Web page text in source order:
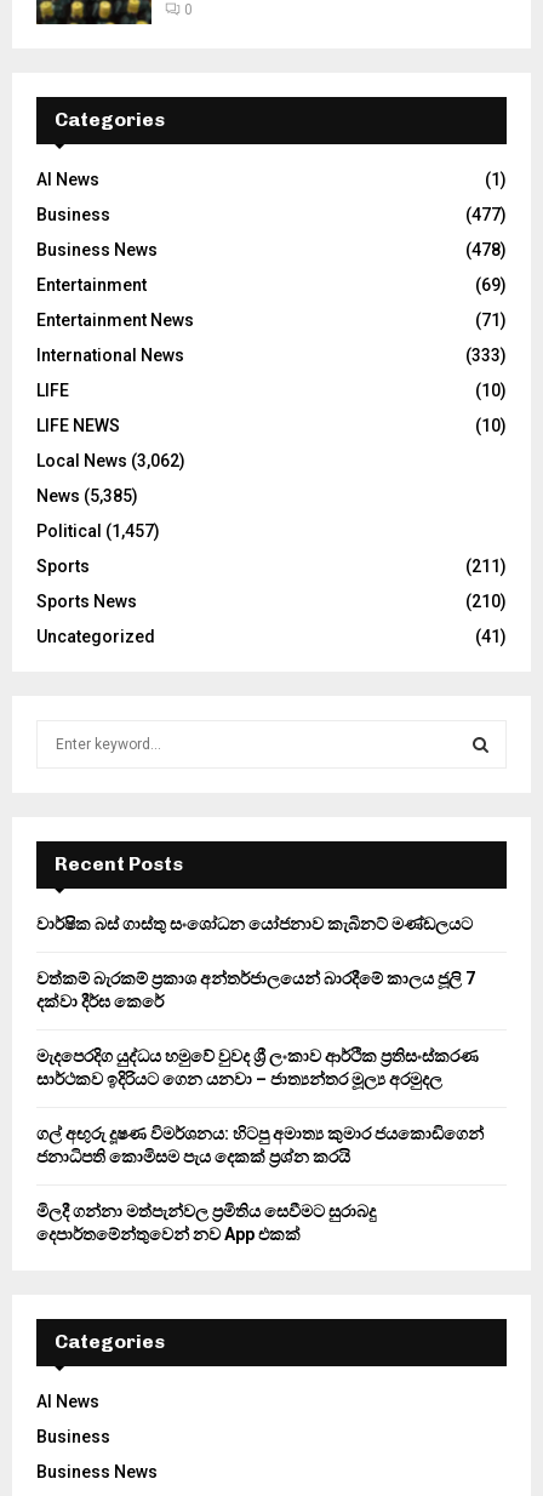
0
Categories
AI News
(1)
Business
(477)
Business News
(478)
Entertainment
(69)
Entertainment News
(71)
International News
(333)
LIFE
(10)
LIFE NEWS
(10)
Local News (3,062)
News (5,385)
Political (1,457)
Sports
(211)
Sports News
(210)
Uncategorized
(41)
f
r
E
A
Recent Posts
වාර්ෂික බස් ගාස්තු සංශෝධන යෝජනාව කැබිනට් මණ්ඩලයට
වත්කම් බැරකම් ප්‍රකාශ අන්තර්ජාලයෙන් බාරදීමේ කාලය ජූලි 7
දක්වා දීර්ඝ කෙරේ
මැදපෙරදිග යුද්ධය හමුවේ වුවද ශ්‍රී ලංකාව ආර්ථික ප්‍රතිසංස්කරණ
සාර්ථකව ඉදිරියට ගෙන යනවා – ජාත්‍යන්තර මූල්‍ය අරමුදල
ගල් අඟුරු දූෂණ විමර්ශනය: හිටපු අමාත්‍ය කුමාර ජයකොඩිගෙන්
ජනාධිපති කොමිසම පැය දෙකක් ප්‍රශ්න කරයි
මිලදී ගන්නා මත්පැන්වල ප්‍රමිතිය සෙවීමට සුරාබදු
දෙපාර්තමේන්තුවෙන් නව App එකක්
Categories
AI News
Business
Business News